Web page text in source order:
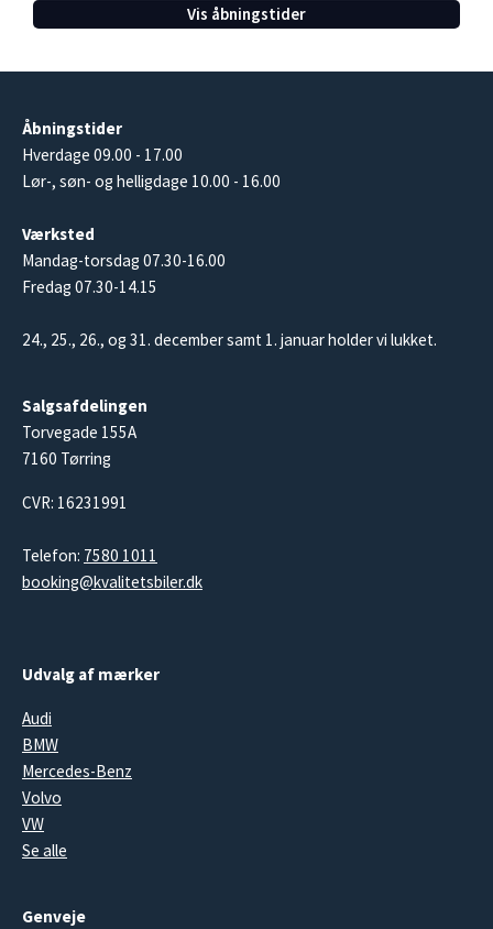
Vis åbningstider
Åbningstider
Hverdage 09.00 - 17.00
Lør-, søn- og helligdage 10.00 - 16.00
Værksted
Mandag-torsdag 07.30-16.00
Fredag 07.30-14.15
24., 25., 26., og 31. december samt 1. januar holder vi lukket.
Salgsafdelingen
Torvegade 155A
7160 Tørring
CVR: 16231991
Telefon: 7580 1011
booking@kvalitetsbiler.dk
Udvalg af mærker
Audi
BMW
Mercedes-Benz
Volvo
VW
Se alle
Genveje